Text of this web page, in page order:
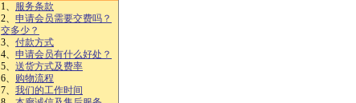
1、 服务条款
2、 申请会员需要交费吗？
交多少？
3、 付款方式
4、 申请会员有什么好处？
5、 送货方式及费率
6、 购物流程
7、 我们的工作时间